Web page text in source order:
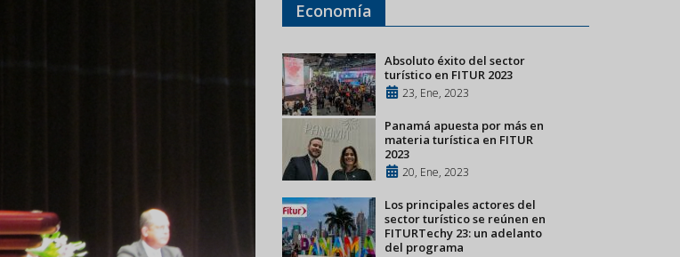
Economía
Absoluto éxito del sector
turístico en FITUR 2023
23, Ene, 2023
Panamá apuesta por más en
materia turística en FITUR
2023
20, Ene, 2023
Los principales actores del
sector turístico se reúnen en
FITURTechy 23: un adelanto
del programa